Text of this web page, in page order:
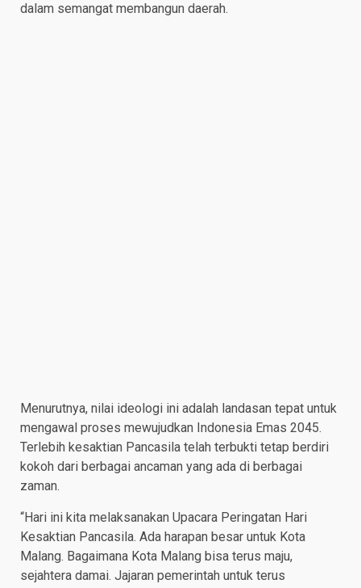
dalam semangat membangun daerah.
Menurutnya, nilai ideologi ini adalah landasan tepat untuk
mengawal proses mewujudkan Indonesia Emas 2045.
Terlebih kesaktian Pancasila telah terbukti tetap berdiri
kokoh dari berbagai ancaman yang ada di berbagai
zaman.
“Hari ini kita melaksanakan Upacara Peringatan Hari
Kesaktian Pancasila. Ada harapan besar untuk Kota
Malang. Bagaimana Kota Malang bisa terus maju,
sejahtera damai. Jajaran pemerintah untuk terus